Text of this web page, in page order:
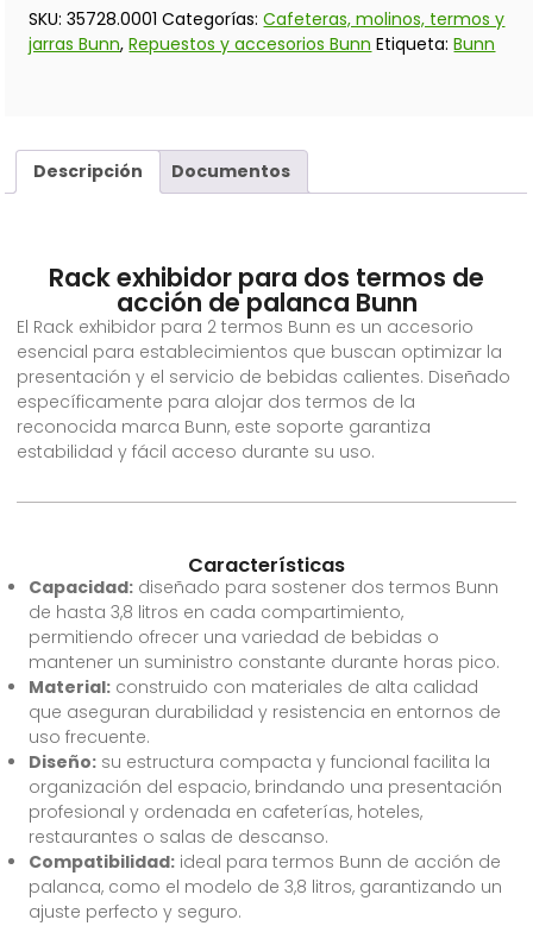
SKU:35728.0001 Categorías:Cafeteras, molinos, termos y
jarras Bunn,Repuestos y accesorios Bunn Etiqueta:Bunn
Descripción Documentos
Rack exhibidor para dos termos de
acción de palanca Bunn
El Rack exhibidor para 2 termos Bunn es un accesorio
esencial para establecimientos que buscan optimizar la
presentación y el servicio de bebidas calientes. Diseñado
específicamente para alojar dos termos de la
reconocida marca Bunn, este soporte garantiza
estabilidad y fácil acceso durante su uso.
Características
Capacidad: diseñado para sostener dos termos Bunn
de hasta 3,8 litros en cada compartimiento,
permitiendo ofrecer una variedad de bebidas o
mantener un suministro constante durante horas pico.
Material: construido con materiales de alta calidad
que aseguran durabilidad y resistencia en entornos de
uso frecuente.
Diseño: su estructura compacta y funcional facilita la
organización del espacio, brindando una presentación
profesional y ordenada en cafeterías, hoteles,
restaurantes o salas de descanso.
Compatibilidad: ideal para termos Bunn de acción de
palanca, como el modelo de 3,8 litros, garantizando un
ajuste perfecto y seguro.